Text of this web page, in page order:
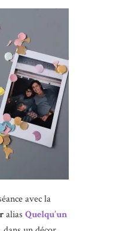
avec la
alias Quelqu’un